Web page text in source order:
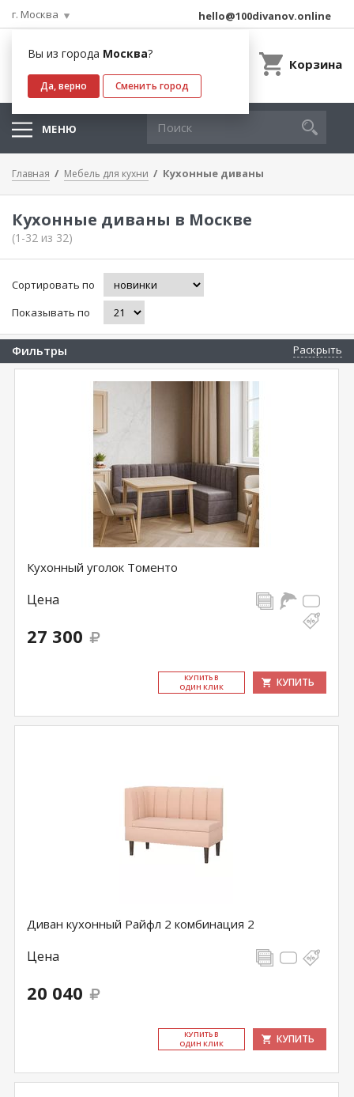
г. Москва
Вы из города Москва?
Да, верно Сменить город
hello@100divanov.online
Корзина
МЕНЮ
Главная Мебель для кухни Кухонные диваны
Кухонные диваны в Москве
(1-32 из 32)
Сортировать по
Показывать по
Фильтры Раскрыть
Кухонный уголок Томенто
Цена
27 300
КУ­ПИТЬ В
ОДИН КЛИК
КУПИТЬ
Диван кухонный Райфл 2 комбинация 2
Цена
20 040
КУ­ПИТЬ В
ОДИН КЛИК
КУПИТЬ